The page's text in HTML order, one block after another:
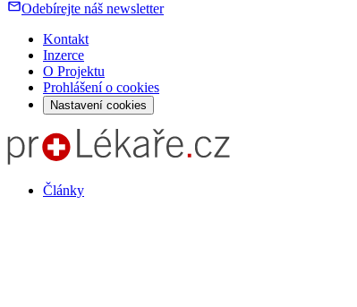
Odebírejte náš newsletter
Kontakt
Inzerce
O Projektu
Prohlášení o cookies
Nastavení cookies
Články